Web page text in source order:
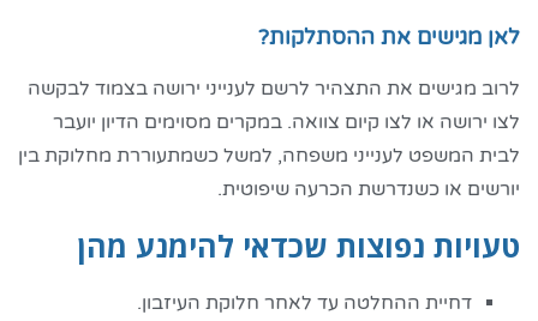
לאן מגישים את ההסתלקות?
לרוב מגישים את התצהיר לרשם לענייני ירושה בצמוד לבקשה
לצו ירושה או לצו קיום צוואה. במקרים מסוימים הדיון יועבר
לבית המשפט לענייני משפחה, למשל כשמתעוררת מחלוקת בין
יורשים או כשנדרשת הכרעה שיפוטית.
טעויות נפוצות שכדאי להימנע מהן
דחיית ההחלטה עד לאחר חלוקת העיזבון.